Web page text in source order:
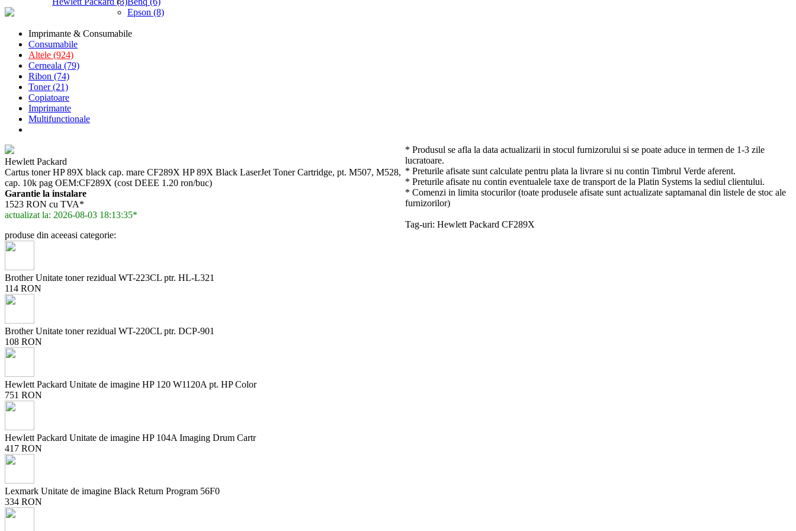
Epson (8)
Imprimante & Consumabile
Consumabile
Altele (924)
Cerneala (79)
Ribon (74)
Toner (21)
Copiatoare
Imprimante
Multifunctionale
Hewlett Packard
Cartus toner HP 89X black cap. mare CF289X HP 89X Black LaserJet Toner Cartridge, pt. M507, M528,
cap. 10k pag OEM:CF289X (cost DEEE 1.20 ron/buc)
Garantie la instalare
1523 RON cu TVA*
actualizat la: 2026-08-03 18:13:35*
* Produsul se afla la data actualizarii in stocul furnizorului si se poate aduce in termen de 1-3 zile
lucratoare.
* Preturile afisate sunt calculate pentru plata la livrare si nu contin Timbrul Verde aferent.
* Preturile afisate nu contin eventualele taxe de transport de la Platin Systems la sediul clientului.
* Comenzi in limita stocurilor (toate produsele afisate sunt actualizate saptamanal din listele de stoc ale
furnizorilor)
Tag-uri: Hewlett Packard CF289X
produse din aceeasi categorie:
Brother Unitate toner rezidual WT-223CL ptr. HL-L321
114 RON
Brother Unitate toner rezidual WT-220CL ptr. DCP-901
108 RON
Hewlett Packard Unitate de imagine HP 120 W1120A pt. HP Color
751 RON
Hewlett Packard Unitate de imagine HP 104A Imaging Drum Cartr
417 RON
Lexmark Unitate de imagine Black Return Program 56F0
334 RON